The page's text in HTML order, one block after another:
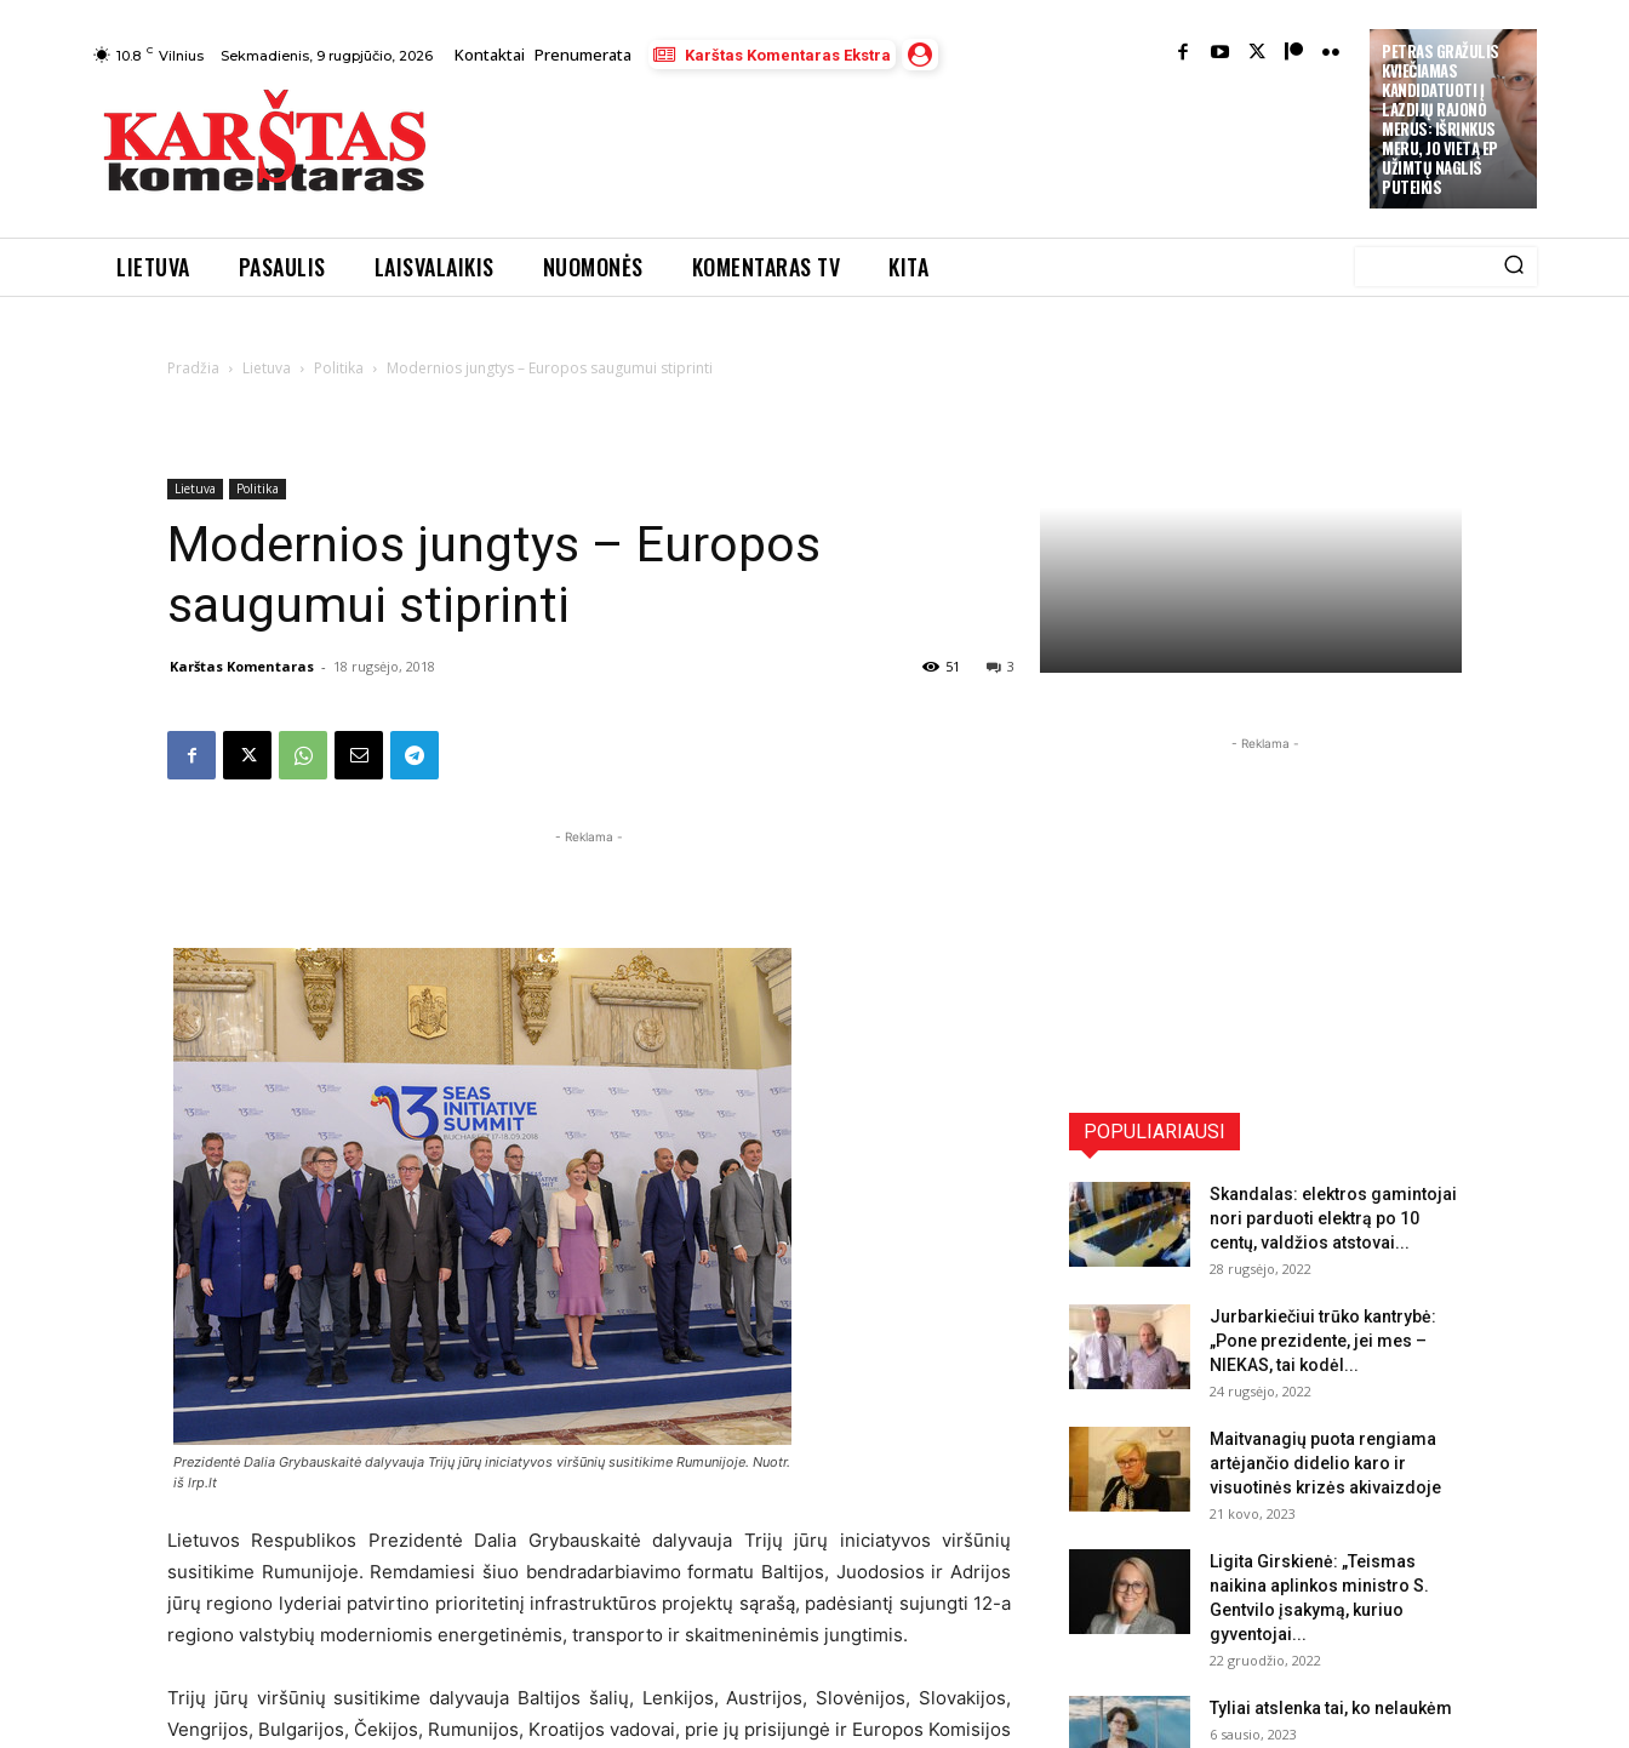
PETRAS GRAŽULIS
KVIEČIAMAS
KANDIDATUOTI Į
LAZDIJŲ RAJONO
MERUS: IŠRINKUS
MERU, JO VIETĄ EP
UŽIMTŲ NAGLIS
PUTEIKIS
10.8 C Vilnius Sekmadienis, 9 rugpjūčio, 2026 Kontaktai Prenumerata Karštas Komentaras Ekstra
LIETUVA PASAULIS LAISVALAIKIS NUOMONĖS KOMENTARAS TV KITA
Pradžia Lietuva Politika Modernios jungtys – Europos saugumui stiprinti
Lietuva Politika
Modernios jungtys – Europos
saugumui stiprinti
Karštas Komentaras - 18 rugsėjo, 2018 3
51
- Reklama -
Prezidentė Dalia Grybauskaitė dalyvauja Trijų jūrų iniciatyvos viršūnių susitikime Rumunijoje. Nuotr.
iš lrp.lt
Lietuvos Respublikos Prezidentė Dalia Grybauskaitė dalyvauja Trijų jūrų iniciatyvos viršūnių
susitikime Rumunijoje. Remdamiesi šiuo bendradarbiavimo formatu Baltijos, Juodosios ir Adrijos
jūrų regiono lyderiai patvirtino prioritetinį infrastruktūros projektų sąrašą, padėsiantį sujungti 12-a
regiono valstybių moderniomis energetinėmis, transporto ir skaitmeninėmis jungtimis.
Trijų jūrų viršūnių susitikime dalyvauja Baltijos šalių, Lenkijos, Austrijos, Slovėnijos, Slovakijos,
Vengrijos, Bulgarijos, Čekijos, Rumunijos, Kroatijos vadovai, prie jų prisijungė ir Europos Komisijos
- Reklama -
POPULIARIAUSI
Skandalas: elektros gamintojai
nori parduoti elektrą po 10
centų, valdžios atstovai...
28 rugsėjo, 2022
Jurbarkiečiui trūko kantrybė:
„Pone prezidente, jei mes –
NIEKAS, tai kodėl...
24 rugsėjo, 2022
Maitvanagių puota rengiama
artėjančio didelio karo ir
visuotinės krizės akivaizdoje
21 kovo, 2023
Ligita Girskienė: „Teismas
naikina aplinkos ministro S.
Gentvilo įsakymą, kuriuo
gyventojai...
22 gruodžio, 2022
Tyliai atslenka tai, ko nelaukėm
6 sausio, 2023